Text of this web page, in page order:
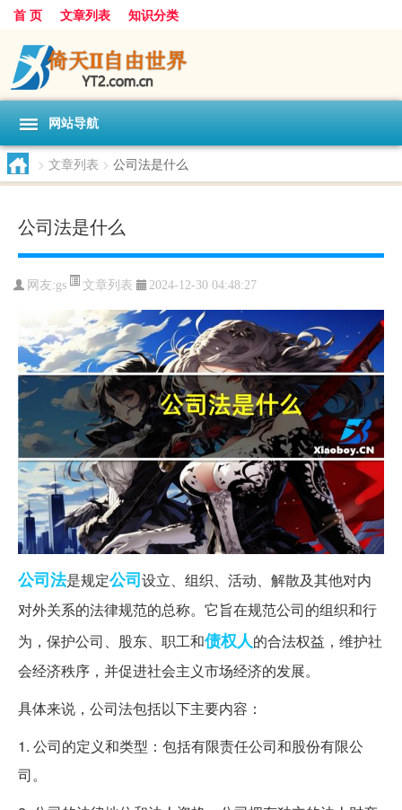
首 页 文章列表 知识分类
网站导航
> 文章列表 > 公司法是什么
公司法是什么
网友:gs 文章列表 2024-12-30 04:48:27
公司法是规定公司设立、组织、活动、解散及其他对内
对外关系的法律规范的总称。它旨在规范公司的组织和行
为，保护公司、股东、职工和债权人的合法权益，维护社
会经济秩序，并促进社会主义市场经济的发展。
具体来说，公司法包括以下主要内容：
1. 公司的定义和类型：包括有限责任公司和股份有限公
司。